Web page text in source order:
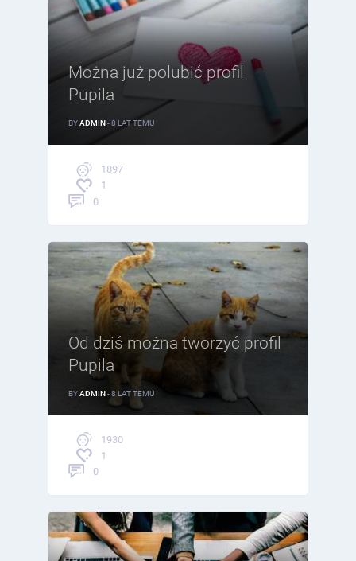
Można już polubić profil
Pupila
BYADMIN - 8 LAT TEMU
1897
1
0
Od dziś można tworzyć profil
Pupila
BYADMIN- 8 LAT TEMU
1930
1
0